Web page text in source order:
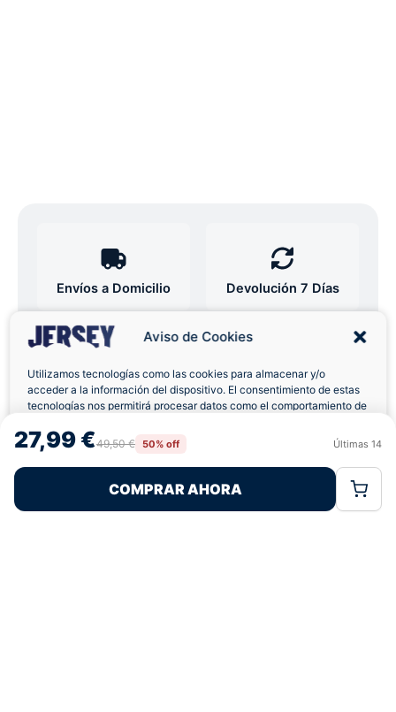
Aviso de Cookies
Utilizamos tecnologías como las cookies para almacenar y/o
acceder a la información del dispositivo. El consentimiento de estas
tecnologías nos permitirá procesar datos como el comportamiento de
retirar el consentimiento, puede afectar negativamente a ciertas
características y funciones.
Rechazar
Política de CookiesPolítica de Privacidad
27,99 €49,50 € 50% off Últimas 14
COMPRAR AHORA
Envíos a Domicilio Devolución 7 Días
Pagos 100% Seguros Ofertas Sin Límites
★★★★★verificadas